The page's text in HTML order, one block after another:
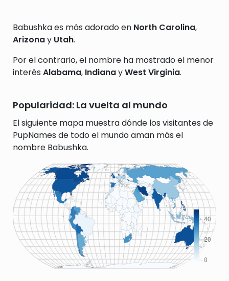
Babushka es más adorado en North Carolina,
Arizonay Utah.
Por el contrario, el nombre ha mostrado el menor
interés Alabama, IndianayWest Virginia.
Popularidad: La vuelta al mundo
El siguiente mapa muestra dónde los visitantes de
PupNames de todo el mundo aman más el
nombre Babushka.